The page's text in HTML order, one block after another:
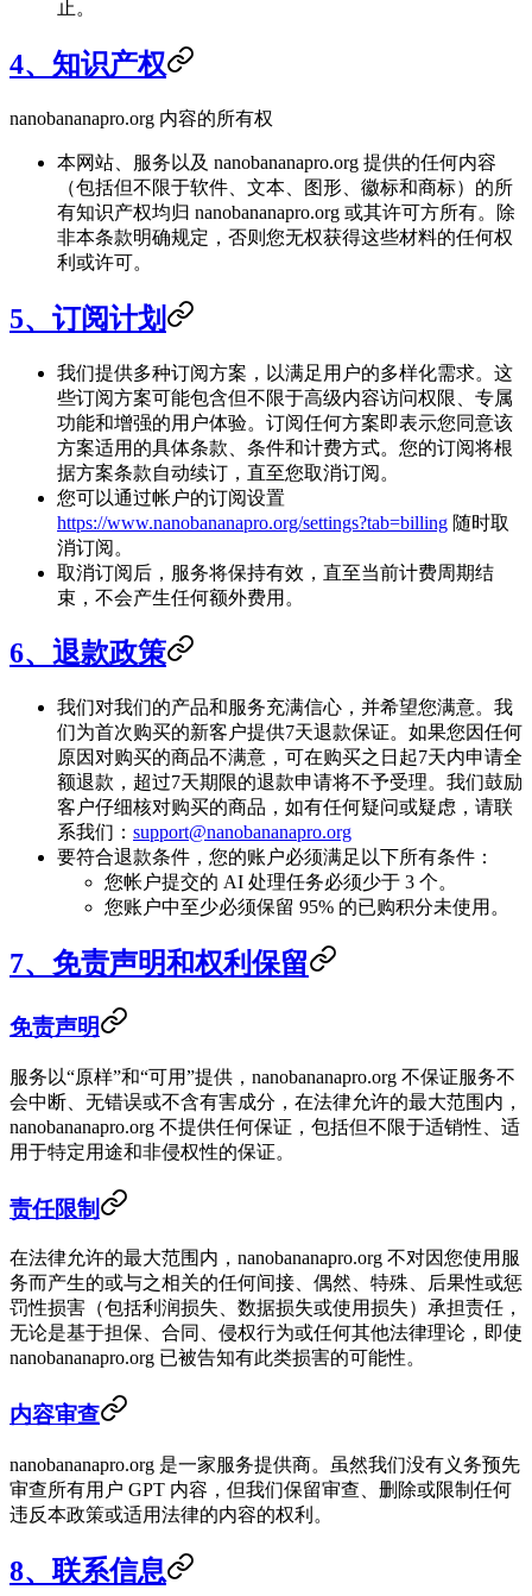
止。
4、知识产权
nanobananapro.org 内容的所有权
本网站、服务以及 nanobananapro.org 提供的任何内容
（包括但不限于软件、文本、图形、徽标和商标）的所
有知识产权均归 nanobananapro.org 或其许可方所有。除
非本条款明确规定，否则您无权获得这些材料的任何权
利或许可。
5、订阅计划
我们提供多种订阅方案，以满足用户的多样化需求。这
些订阅方案可能包含但不限于高级内容访问权限、专属
功能和增强的用户体验。订阅任何方案即表示您同意该
方案适用的具体条款、条件和计费方式。您的订阅将根
据方案条款自动续订，直至您取消订阅。
您可以通过帐户的订阅设置
https://www.nanobananapro.org/settings?tab=billing 随时取
消订阅。
取消订阅后，服务将保持有效，直至当前计费周期结
束，不会产生任何额外费用。
6、退款政策
我们对我们的产品和服务充满信心，并希望您满意。我
们为首次购买的新客户提供7天退款保证。如果您因任何
原因对购买的商品不满意，可在购买之日起7天内申请全
额退款，超过7天期限的退款申请将不予受理。我们鼓励
客户仔细核对购买的商品，如有任何疑问或疑虑，请联
系我们： support@nanobananapro.org
要符合退款条件，您的账户必须满足以下所有条件：
您帐户提交的 AI 处理任务必须少于 3 个。
您账户中至少必须保留 95% 的已购积分未使用。
7、免责声明和权利保留
免责声明
服务以“原样”和“可用”提供，nanobananapro.org 不保证服务不
会中断、无错误或不含有害成分，在法律允许的最大范围内，
nanobananapro.org 不提供任何保证，包括但不限于适销性、适
用于特定用途和非侵权性的保证。
责任限制
在法律允许的最大范围内，nanobananapro.org 不对因您使用服
务而产生的或与之相关的任何间接、偶然、特殊、后果性或惩
罚性损害（包括利润损失、数据损失或使用损失）承担责任，
无论是基于担保、合同、侵权行为或任何其他法律理论，即使
nanobananapro.org 已被告知有此类损害的可能性。
内容审查
nanobananapro.org 是一家服务提供商。虽然我们没有义务预先
审查所有用户 GPT 内容，但我们保留审查、删除或限制任何
违反本政策或适用法律的内容的权利。
8、联系信息